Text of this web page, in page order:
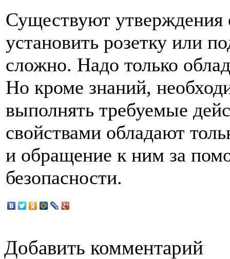
Существуют утверждения
установить розетку или
сложно. Надо только
Но кроме знаний,
выполнять требуемые
свойствами обладают
и обращение к ним за
безопасности.
Добавить комментарий